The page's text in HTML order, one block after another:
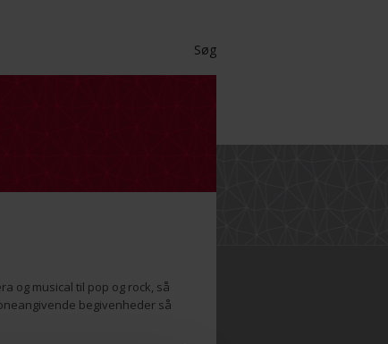
Søg
og musical til pop og rock, så
begivenheder så